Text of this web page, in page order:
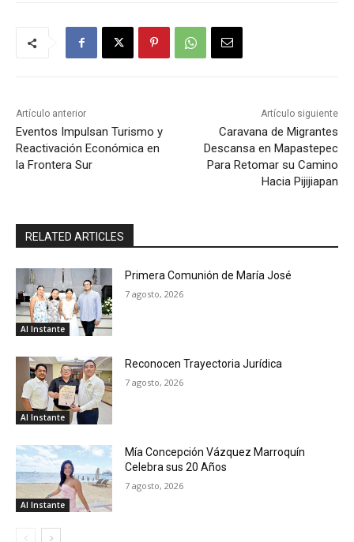
Artículo anterior
Eventos Impulsan Turismo y
Reactivación Económica en
la Frontera Sur
Artículo siguiente
Caravana de Migrantes
Descansa en Mapastepec
Para Retomar su Camino
Hacia Pijijiapan
RELATED ARTICLES
Al Instante
Primera Comunión de María José
7 agosto, 2026
Al Instante
Reconocen Trayectoria Jurídica
7 agosto, 2026
Al Instante
Mía Concepción Vázquez Marroquín
Celebra sus 20 Años
7 agosto, 2026